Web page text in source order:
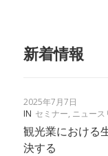
新着情報
2025年7月7日
IN セミナー, ニュース
観光業における
決する